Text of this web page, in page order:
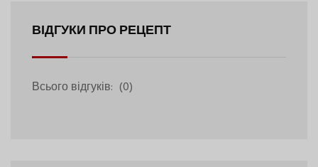
ВІДГУКИ ПРО РЕЦЕПТ
Всього відгуків: (0)